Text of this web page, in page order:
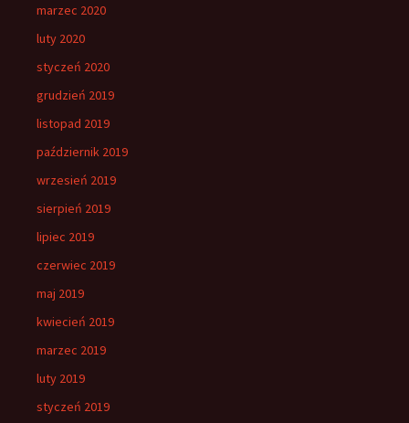
marzec 2020
luty 2020
styczeń 2020
grudzień 2019
listopad 2019
październik 2019
wrzesień 2019
sierpień 2019
lipiec 2019
czerwiec 2019
maj 2019
kwiecień 2019
marzec 2019
luty 2019
styczeń 2019